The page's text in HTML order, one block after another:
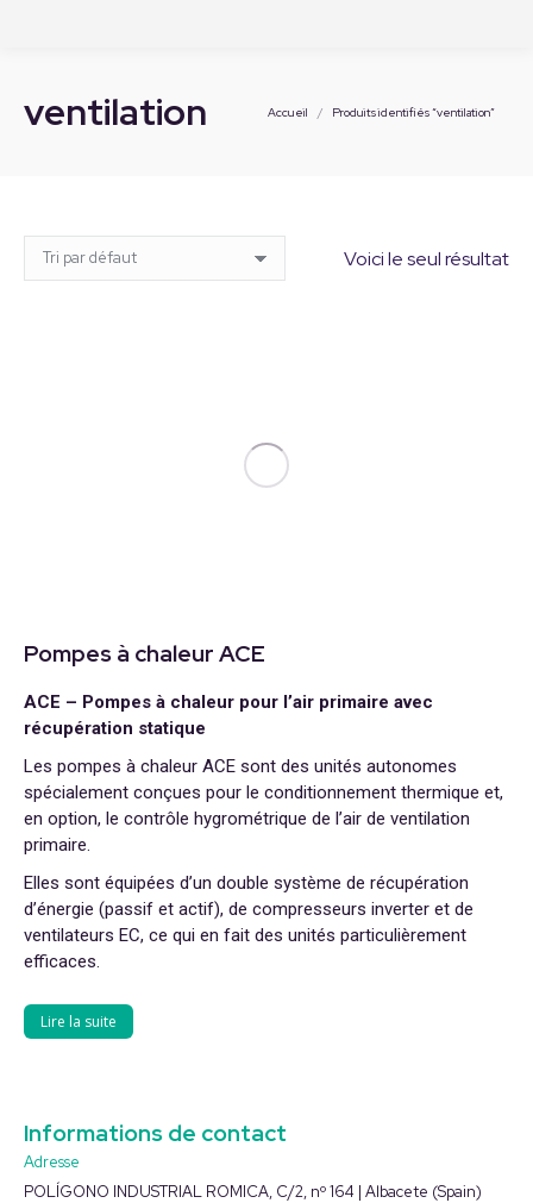
ventilation Vous êtes ici :
Accueil Produits identifiés “ventilation”
Voici le seul résultat
Pompes à chaleur ACE
ACE – Pompes à chaleur pour l’air primaire avec
récupération statique
Les pompes à chaleur ACE sont des unités autonomes
spécialement conçues pour le conditionnement thermique et,
en option, le contrôle hygrométrique de l’air de ventilation
primaire.
Elles sont équipées d’un double système de récupération
d’énergie (passif et actif), de compresseurs inverter et de
ventilateurs EC, ce qui en fait des unités particulièrement
efficaces.
Lire la suite
Informations de contact
Adresse
POLÍGONO INDUSTRIAL ROMICA, C/2, nº 164 | Albacete (Spain)